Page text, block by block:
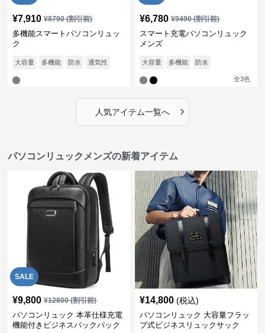
¥7,910 ¥8790(割引前)
多機能スマートパソコンリュッ
ク
大容量 多機能 防水 通気性
¥6,780 ¥9490(割引前)
スマート充電パソコンリュック
メンズ
大容量 多機能 防水
全3色
人気アイテム一覧へ ›
パソコンリュックメンズの新着アイテム
SALE
¥9,800 ¥12800(割引前)
パソコンリュック 本革仕様充電
機能付きビジネスバックパック
¥14,800 (税込)
パソコンリュック 大容量フラッ
プ式ビジネスリュックサック